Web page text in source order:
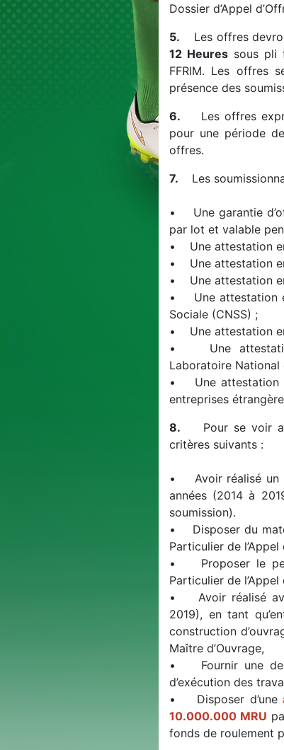
Dossier d’Appel
5.
Les offres
12 Heures sous pli
FFRIM. Les offres
présence des
6. Les offres
pour une période de
offres.
7.
Les
• Une garantie
par lot et valable
• Une attestation
• Une attestation
• Une attestation
• Une attestation
Sociale (CNSS) ;
• Une attestation
• Une
Laboratoire National
• Une attestation
entreprises
8. Pour se voir
critères suivants :
• Avoir réalisé un
années (2014 à
soumission).
• Disposer du
Particulier de l’Appel
• Proposer le
Particulier de l’Appel
• Avoir réalisé
2019), en tant
construction
Maître d’Ouvrage,
• Fournir une
d’exécution des
• Disposer d’une
10.000.000 MRU
fonds de roulement